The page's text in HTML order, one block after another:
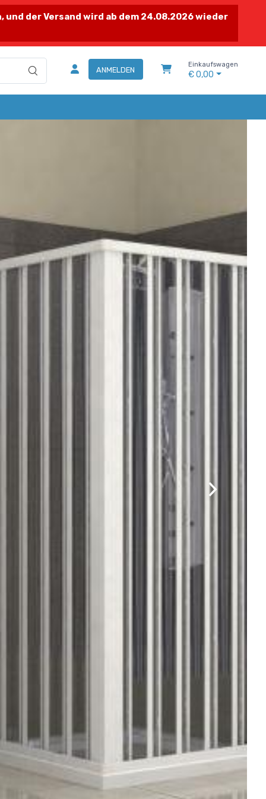
der Versand wird ab dem 24.08.2026 wieder
ANMELDEN
Einkaufswagen
€ 0,00